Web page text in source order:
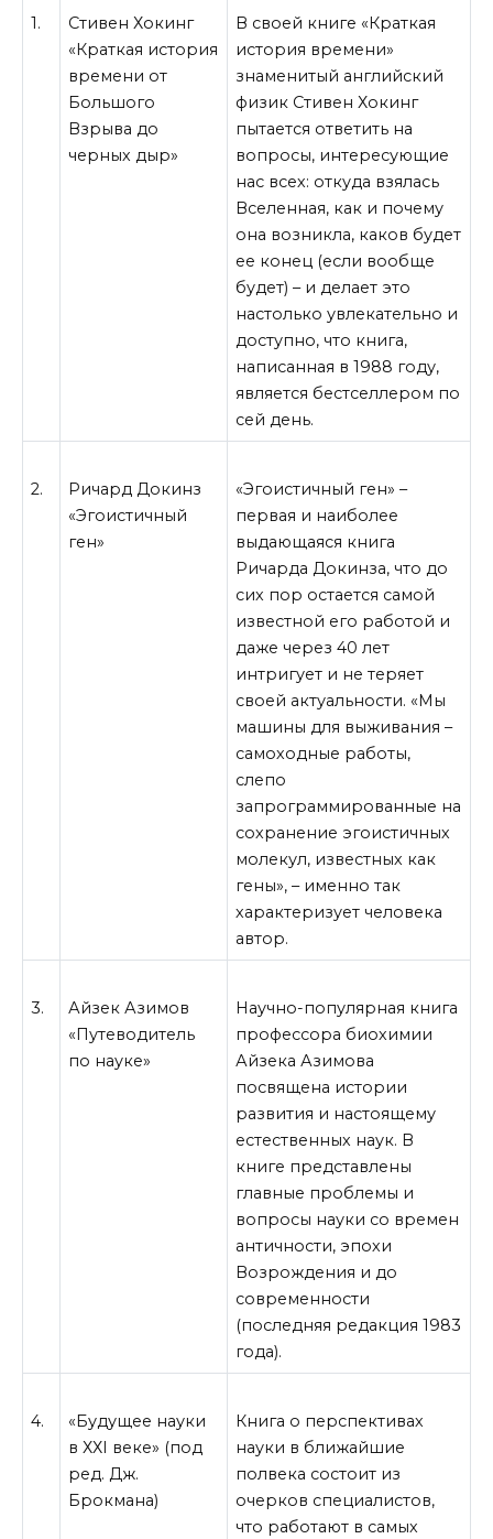
1.
Стивен Хокинг
«Краткая история
времени от
Большого
Взрыва до
черных дыр»
В своей книге «Краткая
история времени»
знаменитый английский
физик Стивен Хокинг
пытается ответить на
вопросы, интересующие
нас всех: откуда взялась
Вселенная, как и почему
она возникла, каков будет
ее конец (если вообще
будет) – и делает это
настолько увлекательно и
доступно, что книга,
написанная в 1988 году,
является бестселлером по
сей день.
2.
Ричард Докинз
«Эгоистичный
ген»
«Эгоистичный ген» –
первая и наиболее
выдающаяся книга
Ричарда Докинза, что до
сих пор остается самой
известной его работой и
даже через 40 лет
интригует и не теряет
своей актуальности. «Мы
машины для выживания –
самоходные работы,
слепо
запрограммированные на
сохранение эгоистичных
молекул, известных как
гены», – именно так
характеризует человека
автор.
3.
Айзек Азимов
«Путеводитель
по науке»
Научно-популярная книга
профессора биохимии
Айзека Азимова
посвящена истории
развития и настоящему
естественных наук. В
книге представлены
главные проблемы и
вопросы науки со времен
античности, эпохи
Возрождения и до
современности
(последняя редакция 1983
года).
4.
«Будущее науки
в ХХI веке» (под
ред. Дж.
Брокмана)
Книга о перспективах
науки в ближайшие
полвека состоит из
очерков специалистов,
что работают в самых